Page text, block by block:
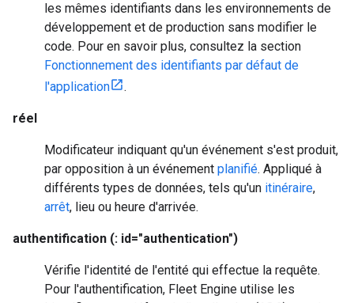
les mêmes identifiants dans les environnements de
développement et de production sans modifier le
code. Pour en savoir plus, consultez la section
Fonctionnement des identifiants par défaut de
l'application
.
réel
Modificateur indiquant qu'un événement s'est produit,
par opposition à un événement planifié. Appliqué à
différents types de données, tels qu'un itinéraire,
arrêt, lieu ou heure d'arrivée.
authentification (: id="authentication")
Vérifie l'identité de l'entité qui effectue la requête.
Pour l'authentification, Fleet Engine utilise les